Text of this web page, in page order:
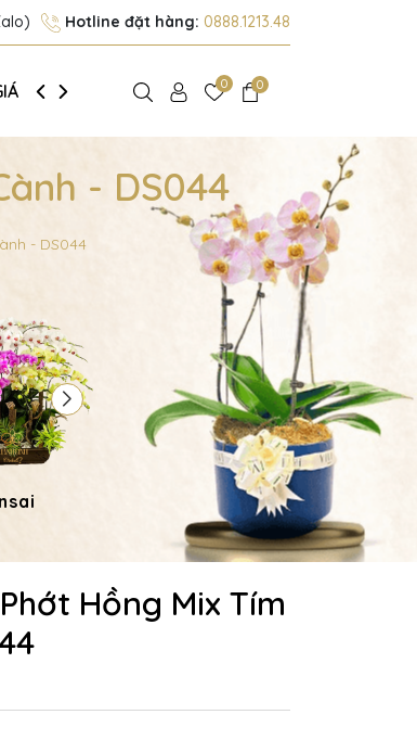
Hotline đặt hàng: 0888.1213.48
GIỚI THIỆU 0 0
- DS044
- DS044
Hoa Dâng Phật
Hồng Mix Tím